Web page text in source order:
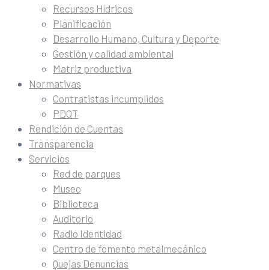
Recursos Hídricos
Planificación
Desarrollo Humano, Cultura y Deporte
Gestión y calidad ambiental
Matriz productiva
Normativas
Contratistas incumplidos
PDOT
Rendición de Cuentas
Transparencia
Servicios
Red de parques
Museo
Biblioteca
Auditorio
Radio Identidad
Centro de fomento metalmecánico
Quejas Denuncias